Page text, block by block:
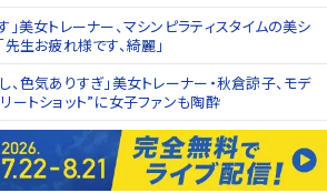
」美女トレーナー、マシンピラティスタイムの美シ
先生お疲れ様です、綺麗」
、色気ありすぎ」美女トレーナー・秋倉諒子、モデ
ートショット”に女子ファンも陶酔